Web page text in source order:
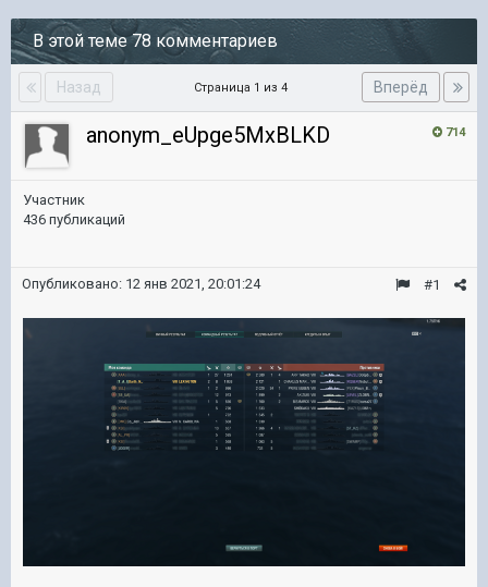
В этой теме 78 комментариев
Назад Вперёд
Страница 1 из 4
714
anonym_eUpge5MxBLKD
Участник
436 публикаций
#1
Опубликовано: 12 янв 2021, 20:01:24